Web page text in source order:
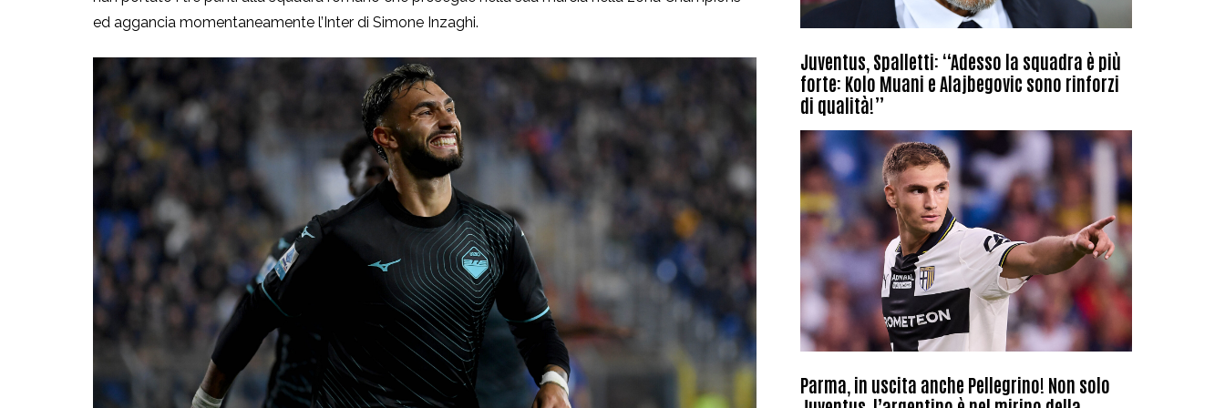
ed aggancia momentaneamente l’Inter di Simone Inzaghi.
Juventus, Spalletti: “Adesso la squadra è più
forte: Kolo Muani e Alajbegovic sono rinforzi
di qualità!”
Parma, in uscita anche Pellegrino! Non solo